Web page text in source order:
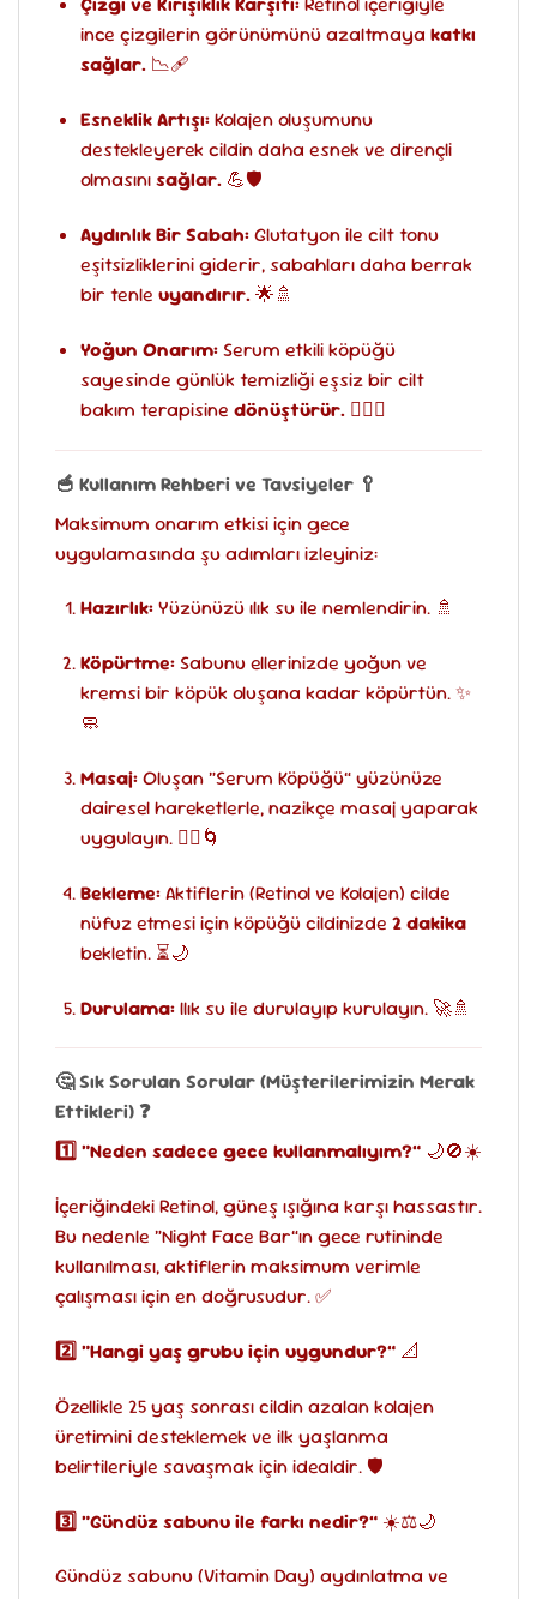
ince çizgilerin görünümünü azaltmaya katkı
sağlar.📉🩹
Esneklik Artışı:Kolajen oluşumunu
destekleyerek cildin daha esnek ve dirençli
olmasınısağlar.💪🛡️
Aydınlık Bir Sabah:Glutatyon ile cilt tonu
eşitsizliklerini giderir, sabahları daha berrak
bir tenle uyandırır.🌟🚿
Yoğun Onarım:Serum etkili köpüğü
sayesinde günlük temizliği eşsiz bir cilt
bakım terapisine dönüştürür.🧖‍♀️✨
🥣 Kullanım Rehberi ve Tavsiyeler 🥄
Maksimum onarım etkisi için gece
uygulamasında şu adımları izleyiniz:
Hazırlık:Yüzünüzü ılık su ile nemlendirin. 🚿
Köpürtme:Sabunu ellerinizde yoğun ve
kremsi bir köpük oluşana kadar köpürtün. ✨
🧼
Masaj:Oluşan “Serum Köpüğü” yüzünüze
dairesel hareketlerle, nazikçe masaj yaparak
uygulayın. 💆‍♂️🌀
Bekleme:Aktiflerin (Retinol ve Kolajen) cilde
nüfuz etmesi için köpüğü cildinizde 2 dakika
bekletin. ⏳🌙
Durulama:Ilık su ile durulayıp kurulayın. 🚀🚿
🤔 Sık Sorulan Sorular (Müşterilerimizin Merak
Ettikleri) ❓
1️⃣ “Neden sadece gece kullanmalıyım?” 🌙🚫☀️
İçeriğindeki Retinol, güneş ışığına karşı hassastır.
Bu nedenle “Night Face Bar”ın gece rutininde
kullanılması, aktiflerin maksimum verimle
çalışması için en doğrusudur. ✅
2️⃣ “Hangi yaş grubu için uygundur?” 📐
Özellikle 25 yaş sonrası cildin azalan kolajen
üretimini desteklemek ve ilk yaşlanma
belirtileriyle savaşmak için idealdir. 🛡️
3️⃣ “Gündüz sabunu ile farkı nedir?” ☀️⚖️🌙
Gündüz sabunu (Vitamin Day) aydınlatma ve